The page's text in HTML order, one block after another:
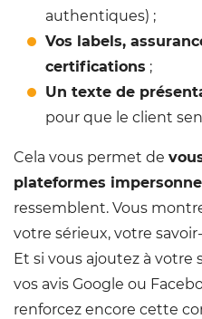
authentiques) ;
Vos labels,
certifications ;
Un texte de
pour que le client
Cela vous permet de
plateformes
ressemblent. Vous
votre sérieux, votre
Et si vous ajoutez à
vos avis Google ou
renforcez encore cette